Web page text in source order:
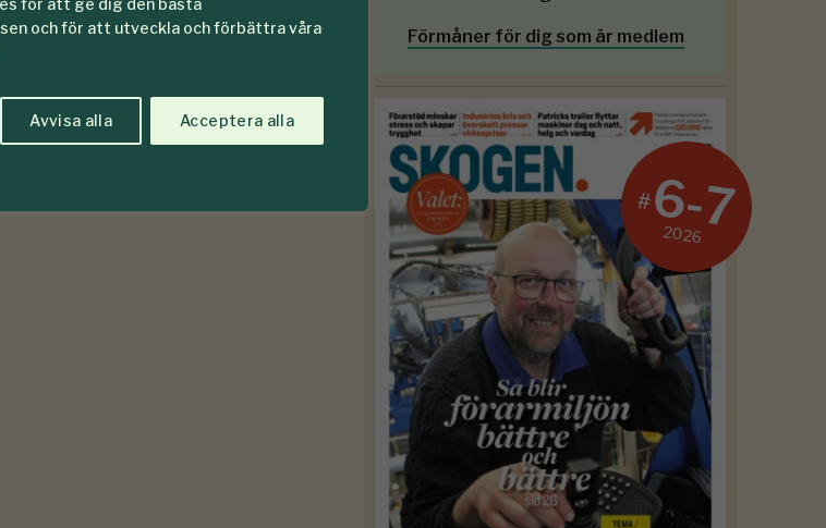
och för att utveckla och förbättra våra
Avvisa alla Acceptera alla
Förmåner för dig som är medlem
#6-7
2026